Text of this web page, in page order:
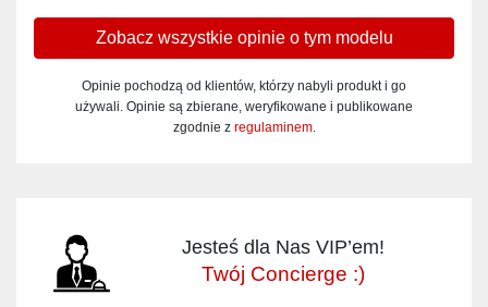
Zobacz wszystkie opinie o tym modelu
Opinie pochodzą od klientów, którzy nabyli produkt i go
używali. Opinie są zbierane, weryfikowane i publikowane
zgodnie z regulaminem.
Jesteś dla Nas VIP’em!
Twój Concierge :)